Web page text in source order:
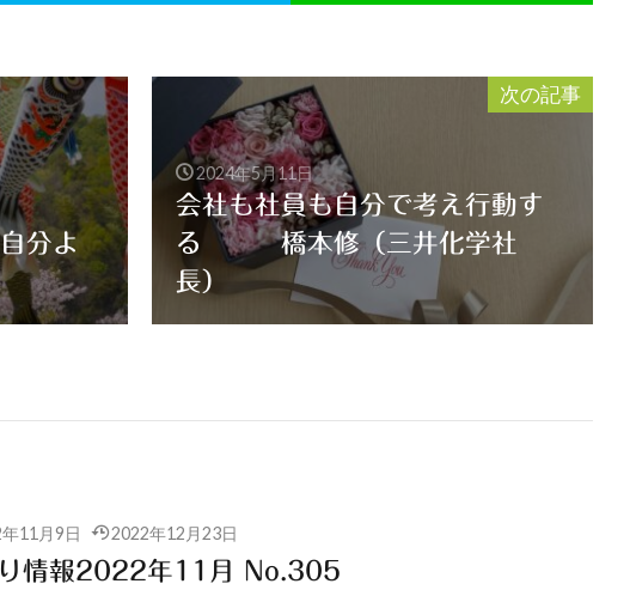
分よ
次の記事
2024年5月11日
会社も社員も自分で考え行動す
る 橋本修（三井化学社
長）
11月9日 2022年12月23日
情報2022年11月 No.305